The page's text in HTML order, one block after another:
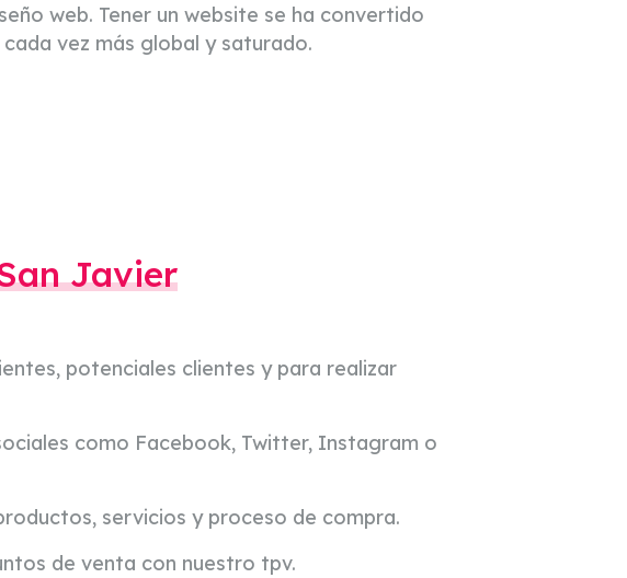
web. Tener un website se ha convertido
vez más global y saturado.
Javier
potenciales clientes y para realizar
como Facebook, Twitter, Instagram o
servicios y proceso de compra.
de venta con nuestro tpv.